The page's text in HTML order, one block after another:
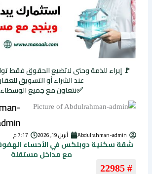
🚩 إبراء للذمة وحتى لاتضيع الحقوق
عند الشراء أو التسويق للعقار
✅نتعاون مع جميع الوسطاء
Abdulrahman-admin أبريل 19, 2026 7:17 م
مع مداخل مستقلة
# 22985